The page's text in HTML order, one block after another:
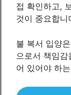
접 확인하고,
것이 중요합니
불 복서 입양
으로서 책임
어 있어야 하